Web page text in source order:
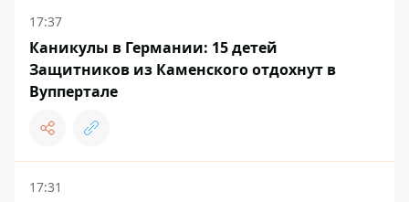
17:37
Каникулы в Германии: 15 детей
Защитников из Каменского отдохнут в
Вуппертале
17:31